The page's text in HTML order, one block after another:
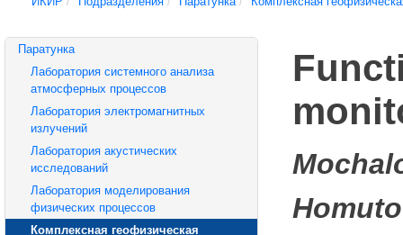
Паратунка
Лаборатория системного анализа
атмосферных процессов
Лаборатория электромагнитных
излучений
Лаборатория акустических
исследований
Лаборатория моделирования
физических процессов
Комплексная геофизическая